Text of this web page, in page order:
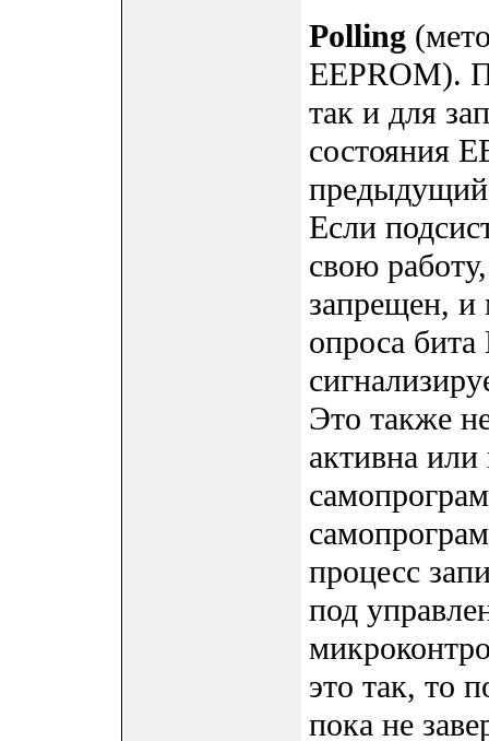
Polling
EEPROM).
так и для
состояния
Если
свою
запрещен, и
опроса бита
Это также
активна или
процесс
под
это так, то
пока не